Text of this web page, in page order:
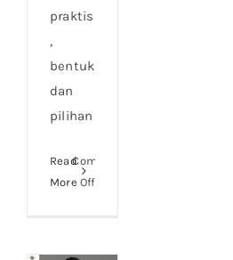
praktis
,
bentuk
dan
pilihan
Read
More
Comments
Offon